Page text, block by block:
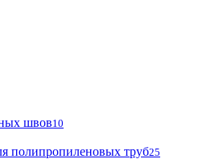
швов10
полипропиленовых труб25